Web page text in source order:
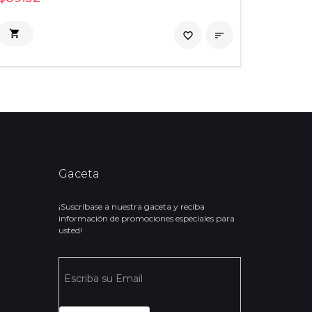
 
favorite_border
Gaceta
¡Suscríbase a nuestra gaceta y reciba
información de promociones especiales para
usted!